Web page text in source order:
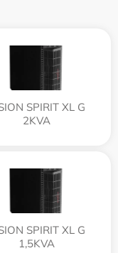
SPIRIT XL G
2KVA
SPIRIT XL G
1,5KVA